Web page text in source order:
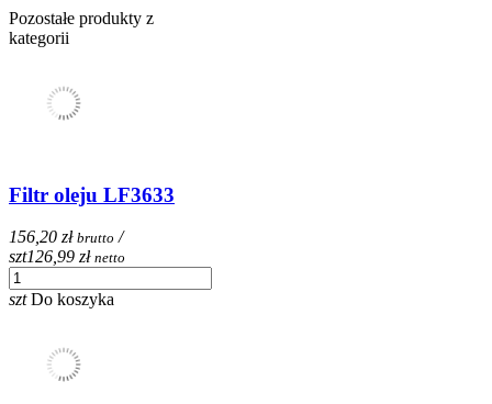
Pozostałe produkty z
kategorii
Filtr oleju LF3633
156,20 zł brutto /
szt126,99 zł netto
szt Do koszyka